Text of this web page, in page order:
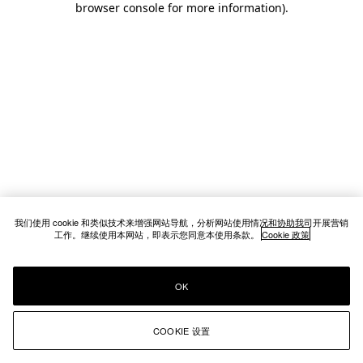
browser console for more information).
我们使用 cookie 和类似技术来增强网站导航，分析网站使用情况和协助我司开展营销
工作。继续使用本网站，即表示您同意本使用条款。 Cookie 政策
COOKIE 设置
OK